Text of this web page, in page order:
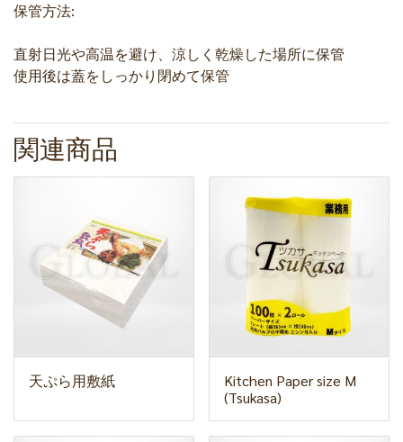
保管方法:
直射日光や高温を避け、涼しく乾燥した場所に保管
使用後は蓋をしっかり閉めて保管
関連商品
天ぷら用敷紙
Kitchen Paper size M
(Tsukasa)